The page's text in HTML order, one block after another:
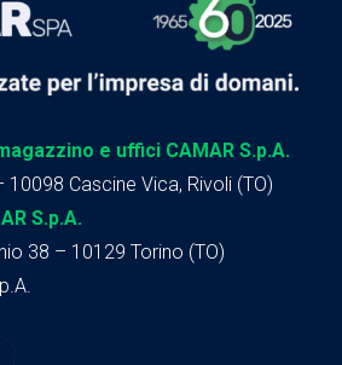
e uffici CAMAR S.p.A.
Cascine Vica, Rivoli (TO)
S.p.A.
38 – 10129 Torino (TO)